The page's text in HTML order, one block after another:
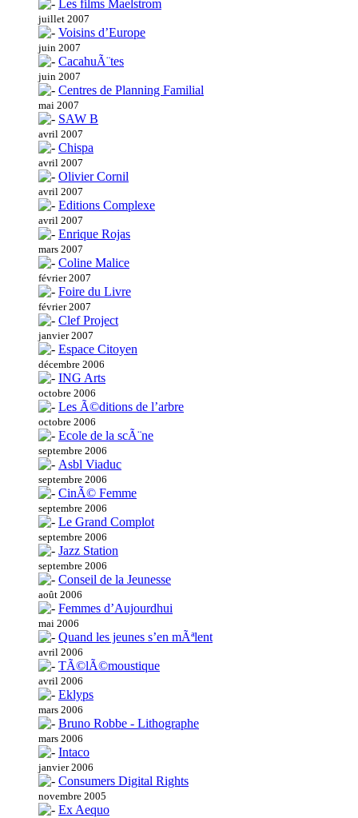
Les films Maelstrom
juillet 2007
Voisins d’Europe
juin 2007
CacahuÃ¨tes
juin 2007
Centres de Planning Familial
mai 2007
SAW B
avril 2007
Chispa
avril 2007
Olivier Cornil
avril 2007
Editions Complexe
avril 2007
Enrique Rojas
mars 2007
Coline Malice
février 2007
Foire du Livre
février 2007
Clef Project
janvier 2007
Espace Citoyen
décembre 2006
ING Arts
octobre 2006
Les Ã©ditions de l’arbre
octobre 2006
Ecole de la scÃ¨ne
septembre 2006
Asbl Viaduc
septembre 2006
CinÃ© Femme
septembre 2006
Le Grand Complot
septembre 2006
Jazz Station
septembre 2006
Conseil de la Jeunesse
août 2006
Femmes d’Aujourdhui
mai 2006
Quand les jeunes s’en mÃªlent
avril 2006
TÃ©lÃ©moustique
avril 2006
Eklyps
mars 2006
Bruno Robbe - Lithographe
mars 2006
Intaco
janvier 2006
Consumers Digital Rights
novembre 2005
Ex Aequo